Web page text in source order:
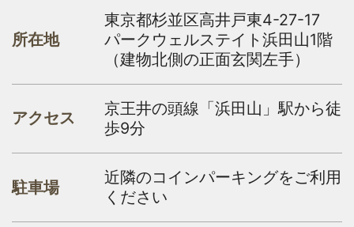
所在地
東京都杉並区高井戸東4-27-17
パークウェルステイト浜田山1階
（建物北側の正面玄関左手）
アクセス
京王井の頭線「浜田山」駅から徒
歩9分
駐車場
近隣のコインパーキングをご利用
ください